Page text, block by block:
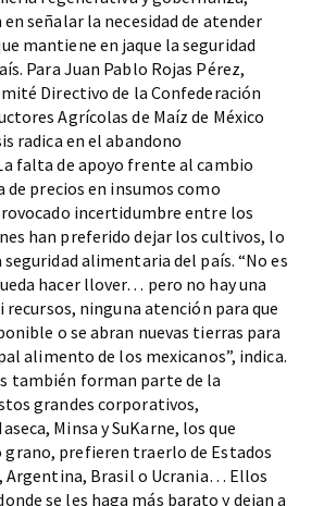
señalar la necesidad de atender
mantiene en jaque la seguridad
Para Juan Pablo Rojas Pérez,
Directivo de la Confederación
Agrícolas de Maíz de México
radica en el abandono
falta de apoyo frente al cambio
precios en insumos como
incertidumbre entre los
han preferido dejar los cultivos, lo
alimentaria del país. “No es
hacer llover… pero no hay una
ninguna atención para que
o se abran nuevas tierras para
alimento de los mexicanos”, indica.
también forman parte de la
grandes corporativos,
Minsa y SuKarne, los que
grano, prefieren traerlo de Estados
Argentina, Brasil o Ucrania… Ellos
se les haga más barato y dejan a